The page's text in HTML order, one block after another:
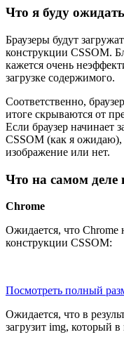
Что я буду ожидать
Браузеры будут
конструкции CSSOM.
кажется очень
загрузке содержимого.
Соответственно,
итоге скрываются от
Если браузер начинает
CSSOM (как я ожидаю),
изображение или нет.
Что на самом деле
Chrome
Ожидается, что Chrome
конструкции CSSOM:
Посмотреть полный
Ожидается, что в
загрузит img, который